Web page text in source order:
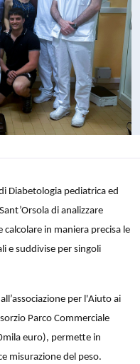
Diabetologia pediatrica ed
di analizzare
in maniera precisa le
e suddivise per singoli
per l'Aiuto ai
Parco Commerciale
euro), permette in
misurazione del peso.